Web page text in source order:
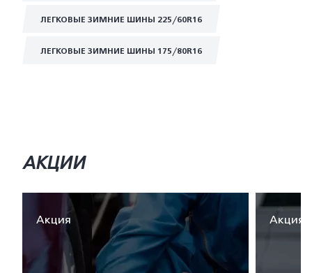
ЛЕГКОВЫЕ ЗИМНИЕ ШИНЫ 225/60R16
ЛЕГКОВЫЕ ЗИМНИЕ ШИНЫ 175/80R16
АКЦИИ
Акция Акция